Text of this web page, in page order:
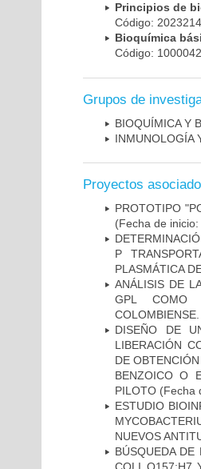
Principios de
Código:
Bioquímica
Código:
Grupos de
BIOQUÍMICA Y
INMUNOLOGÍA
Proyectos
PROTOTIPO
(Fecha de
P
PLASMÁTICA
ANÁLISIS DE
GPL COMO
COLOMBIENSE.
DISEÑO DE
LIBERACIÓN
DE
BENZOICO O
PILOTO (Fecha
ESTUDIO
NUEVOS
BÚSQUEDA DE